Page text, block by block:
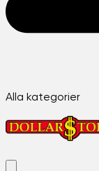
Alla kategorier